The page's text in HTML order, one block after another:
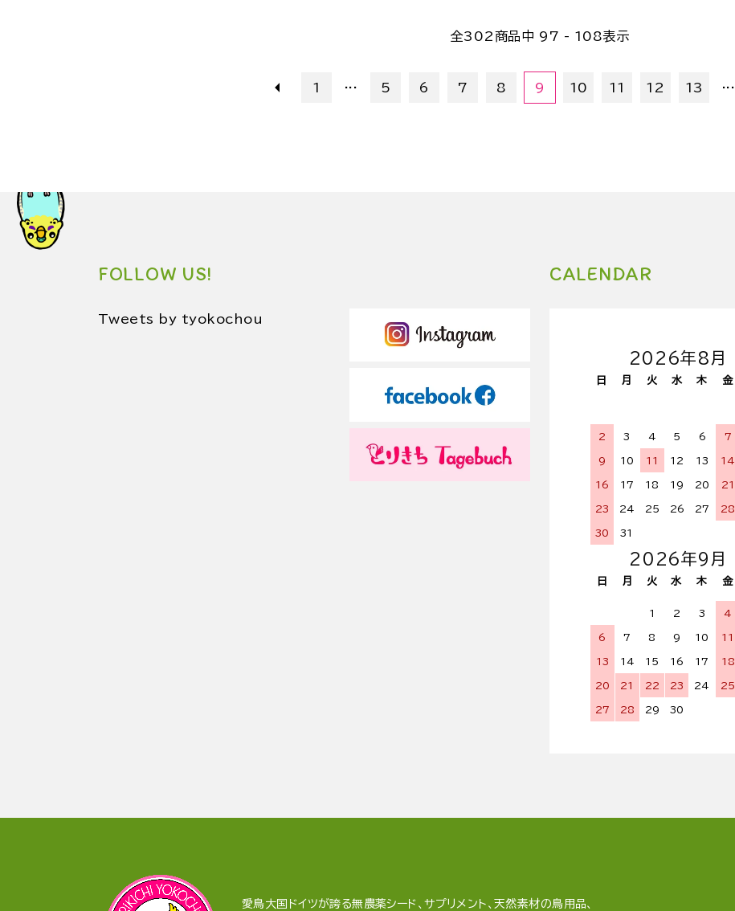
全302商品中 97 - 108表示
1 ... 5 6 7 8 9 10 11 12 13 ...
FOLLOW US!
Tweets by tyokochou
CALENDAR
2026年8月
日 月 火 水 木 金
2 3 4 5 6 7
9 10 11 12 13 14
16 17 18 19 20 21
23 24 25 26 27 28
30 31
2026年9月
日 月 火 水 木 金
1 2 3 4
6 7 8 9 10 11
13 14 15 16 17 18
20 21 22 23 24 25
27 28 29 30
愛鳥大国ドイツが誇る無農薬シード、サプリメント、天然素材の鳥用品、